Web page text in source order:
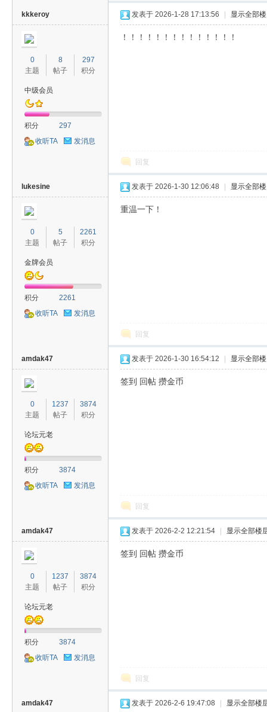
kkkeroy
0
主题
8
帖子
297
积分
中级会员
积分
297
收听TA
发消息
发表于 2026-1-28 17:13:56 显示全部
！！！！！！！！！！！！！！
回复
lukesine
0
主题
5
帖子
2261
积分
金牌会员
积分
2261
收听TA
发消息
发表于 2026-1-30 12:06:48 显示全部
重温一下！
回复
amdak47
0
主题
1237
帖子
3874
积分
论坛元老
积分
3874
收听TA
发消息
发表于 2026-1-30 16:54:12 显示全部
签到 回帖 攒金币
回复
amdak47
0
主题
1237
帖子
3874
积分
论坛元老
积分
3874
收听TA
发消息
发表于 2026-2-2 12:21:54 显示全部楼
签到 回帖 攒金币
回复
amdak47 发表于 2026-2-6 19:47:08 显示全部楼